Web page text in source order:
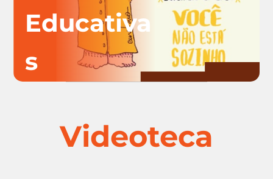
Educativa
s
Videoteca